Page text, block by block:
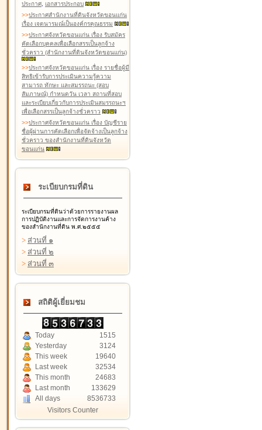
ประกาศ, เอกสารประกอบ
>>ประกาศสำนักงานที่ดินจังหวัดขอนแก่น
เรื่อง เจตนารมณ์เป็นองค์กรคุณธรรม
>>ประกาศจังหวัดขอนแก่น เรื่อง รับสมัคร
คัดเลือกบุคคลเพื่อเลือกสรรเป็นลูกจ้าง
ชั่วคราว (สำนักงานที่ดินจังหวัดขอนแก่น)
>>ประกาศจังหวัดขอนแก่น เรื่อง รายชื่อผู้มี
สิทธิเข้ารับการประเมินความรู้ความ
สามารถ ทักษะ และสมรรถนะ (สอบ
สัมภาษณ์) กำหนดวัน เวลา สถานที่สอบ
และระเบียบเกี่ยวกับการประเมินสมรรถนะฯ
เพื่อเลือกสรรเป็นลูกจ้างชั่วคราว
>>ประกาศจังหวัดขอนแก่น เรื่อง บัญชีราย
ชื่อผู้ผ่านการคัดเลือกเพื่อจัดจ้างเป็นลูกจ้าง
ชั่วคราว ของสำนักงานที่ดินจังหวัด
ขอนแก่น
ระเบียบกรมที่ดิน
ระเบียบกรมที่ดินว่าด้วยการรายงานผล
การปฏิบัติงานและการจัดการงานค้าง
ของสำนักงานที่ดิน พ.ศ.๒๕๕๕
> ส่วนที่ ๑
> ส่วนที่ ๒
> ส่วนที่ ๓
สถิติผู้เยี่ยมชม
Today
1515
Yesterday
3124
This week
19640
Last week
32534
This month
24683
Last month
133629
All days
8536733
Visitors Counter